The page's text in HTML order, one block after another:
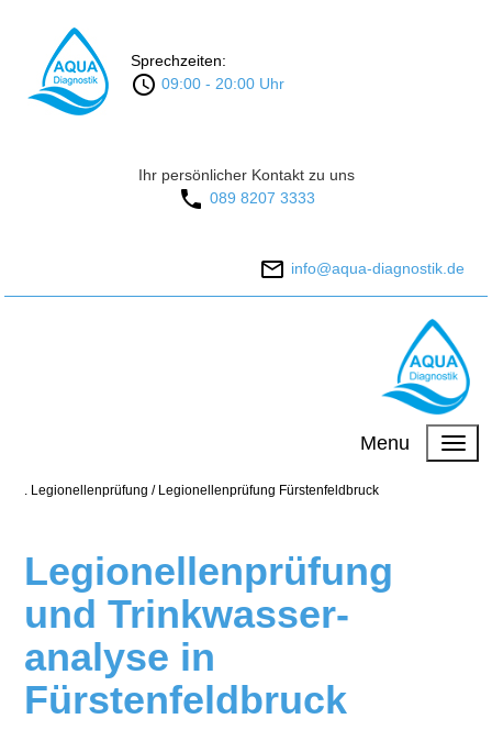
Sprechzeiten:
09:00 - 20:00 Uhr
Ihr persönlicher Kontakt zu uns
089 8207 3333
info@aqua-diagnostik.de
Menu
. Legionellenprüfung / Legionellenprüfung Fürstenfeldbruck
Legionellenprüfung
und Trink‍wasser­
ana‍ly‍se in
Fürstenfeldbruck